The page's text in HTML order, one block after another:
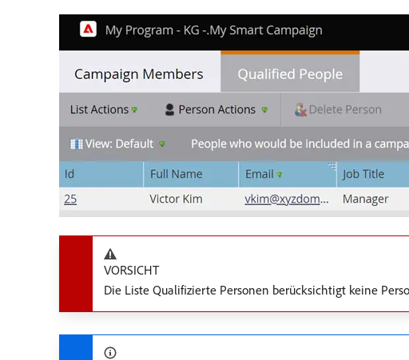
VORSICHT
Die Liste Qualifizierte Personen berücksichtigt keine